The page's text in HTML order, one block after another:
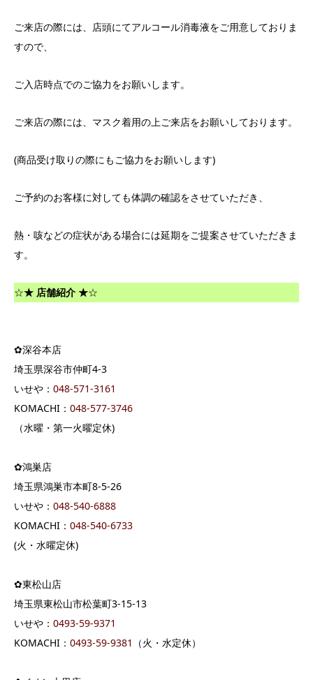
ご来店の際には、店頭にてアルコール消毒液をご用意しておりま
すので、
ご入店時点でのご協力をお願いします。
ご来店の際には、マスク着用の上ご来店をお願いしております。
(商品受け取りの際にもご協力をお願いします)
ご予約のお客様に対しても体調の確認をさせていただき、
熱・咳などの症状がある場合には延期をご提案させていただきま
す。
☆★ 店舗紹介 ★☆
✿深谷本店
埼玉県深谷市仲町4-3
いせや： 048-571-3161
KOMACHI： 048-577-3746
（水曜・第一火曜定休)
✿鴻巣店
埼玉県鴻巣市本町8-5-26
いせや： 048-540-6888
KOMACHI： 048-540-6733
(火・水曜定休)
✿東松山店
埼玉県東松山市松葉町3-15-13
いせや： 0493-59-9371
KOMACHI： 0493-59-9381 （火・水定休）